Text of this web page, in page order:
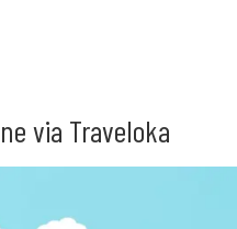
via Traveloka